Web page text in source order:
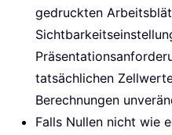
gedruckten
tatsächlichen
Berechnungen
Falls Nullen nicht wie